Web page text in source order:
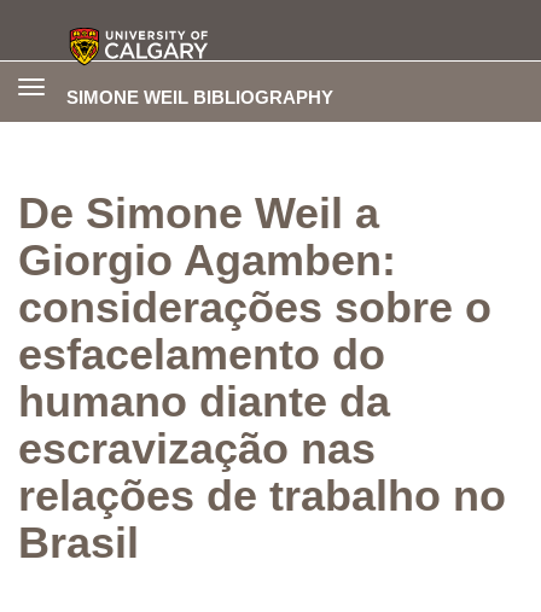
SIMONE WEIL BIBLIOGRAPHY
Toggle
De Simone Weil a
Giorgio Agamben:
considerações sobre o
esfacelamento do
humano diante da
escravização nas
relações de trabalho no
Brasil